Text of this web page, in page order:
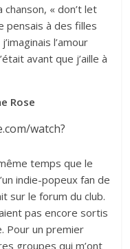
« don’t let
pensais à des filles
l’amour
avant que j’aille à
Rose
watch?
temps que le
indie-popeux fan de
sur le forum du club.
pas encore sortis
Pour un premier
groupes qui m’ont